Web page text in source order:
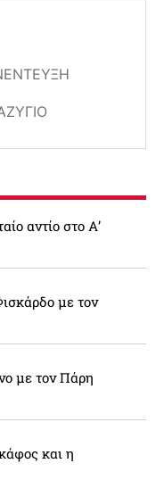
αντίο στο Α’
με τον
με τον Πάρη
και η